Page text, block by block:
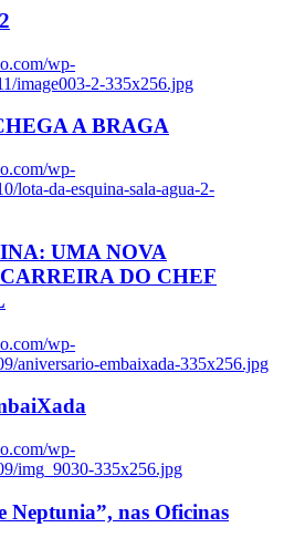
wp-
image003-2-335x256.jpg
A BRAGA
wp-
lota-da-esquina-sala-agua-2-
UMA NOVA
DO CHEF
wp-
aniversario-embaixada-335x256.jpg
wp-
img_9030-335x256.jpg
Neptunia”, nas Oficinas